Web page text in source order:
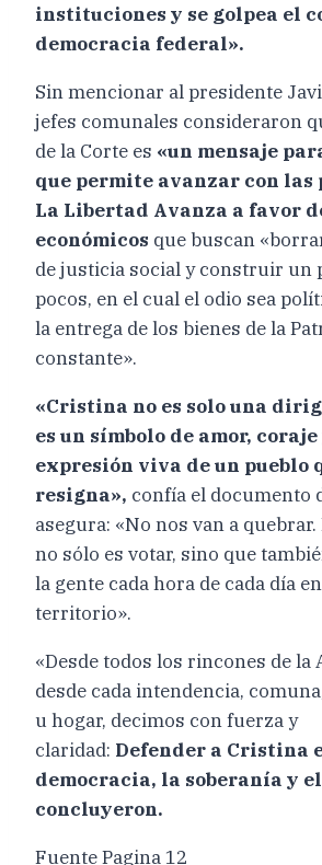
instituciones y se golpea el
democracia federal».
Sin mencionar al presidente
jefes comunales consideraron
de la Corte es «un mensaje
que permite avanzar con
La Libertad Avanza a favor
económicos que buscan
de justicia social y construir un
pocos, en el cual el odio sea
la entrega de los bienes de la
constante».
«Cristina no es solo una
es un símbolo de amor,
expresión viva de un pueblo
resigna», confía el documento
asegura: «No nos van a
no sólo es votar, sino que
la gente cada hora de cada día
territorio».
«Desde todos los rincones de la
desde cada intendencia,
u hogar, decimos con fuerza y
claridad: Defender a Cristina
democracia, la soberanía y
concluyeron.
Fuente Pagina 12